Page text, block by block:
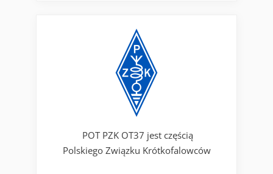
POT PZK OT37 jest częścią
Polskiego Związku Krótkofalowców